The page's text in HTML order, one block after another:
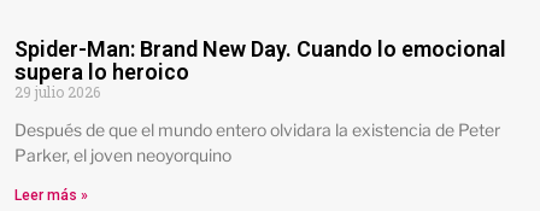
Spider-Man: Brand New Day. Cuando lo emocional
supera lo heroico
29 julio 2026
Después de que el mundo entero olvidara la existencia de Peter
Parker, el joven neoyorquino
Leer más »